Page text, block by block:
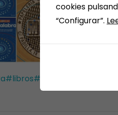
#libros#novedades
cookies
“Configurar”.